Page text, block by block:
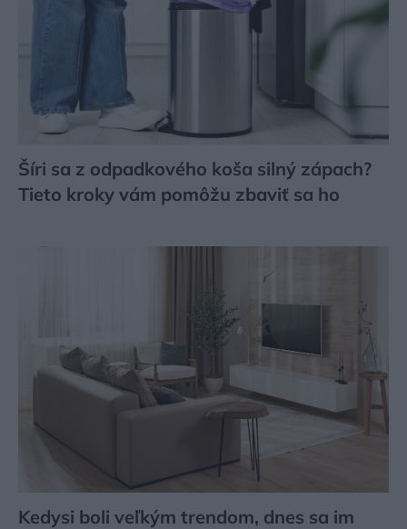
Šíri sa z odpadkového koša silný zápach?
Tieto kroky vám pomôžu zbaviť sa ho
Kedysi boli veľkým trendom, dnes sa im